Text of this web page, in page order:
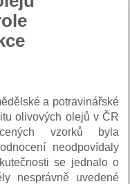
a potravinářské
olivových olejů v ČR
vzorků byla
neodpovídaly
se jednalo o
nesprávně uvedené